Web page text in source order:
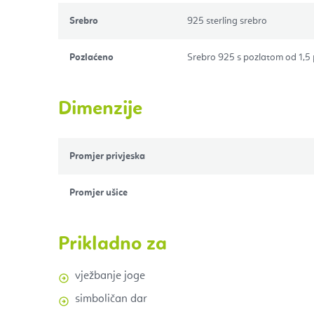
Srebro 925 sterling srebro
Pozlaćeno Srebro 925 s pozlatom od 1,5
Dimenzije
Promjer privjeska
Promjer ušice
Prikladno za
vježbanje joge
simboličan dar